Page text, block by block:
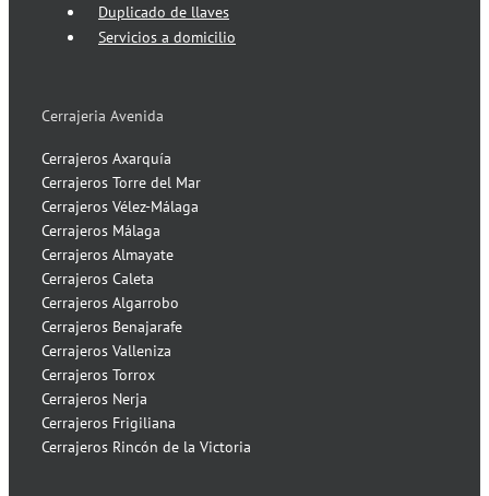
Duplicado de llaves
Servicios a domicilio
Cerrajeria Avenida
Cerrajeros Axarquía
Cerrajeros Torre del Mar
Cerrajeros Vélez-Málaga
Cerrajeros Málaga
Cerrajeros Almayate
Cerrajeros Caleta
Cerrajeros Algarrobo
Cerrajeros Benajarafe
Cerrajeros Valleniza
Cerrajeros Torrox
Cerrajeros Nerja
Cerrajeros Frigiliana
Cerrajeros Rincón de la Victoria